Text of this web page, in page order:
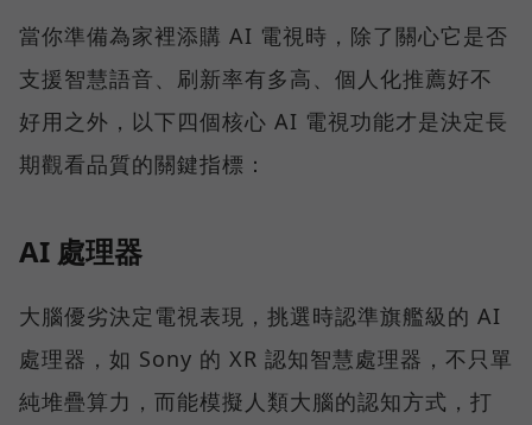
當你準備為家裡添購 AI 電視時，除了關心它是否
支援智慧語音、刷新率有多高、個人化推薦好不
好用之外，以下四個核心 AI 電視功能才是決定長
期觀看品質的關鍵指標：
AI 處理器
大腦優劣決定電視表現，挑選時認準旗艦級的 AI
處理器，如 Sony 的 XR 認知智慧處理器，不只單
純堆疊算力，而能模擬人類大腦的認知方式，打